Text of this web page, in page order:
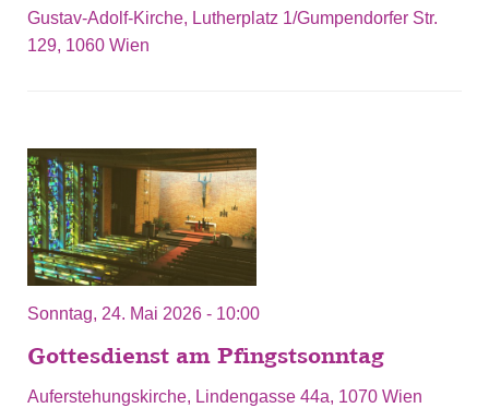
Gustav-Adolf-Kirche, Lutherplatz 1/Gumpendorfer Str.
129, 1060 Wien
Sonntag, 24. Mai 2026 - 10:00
Gottesdienst am Pfingstsonntag
Auferstehungskirche, Lindengasse 44a, 1070 Wien